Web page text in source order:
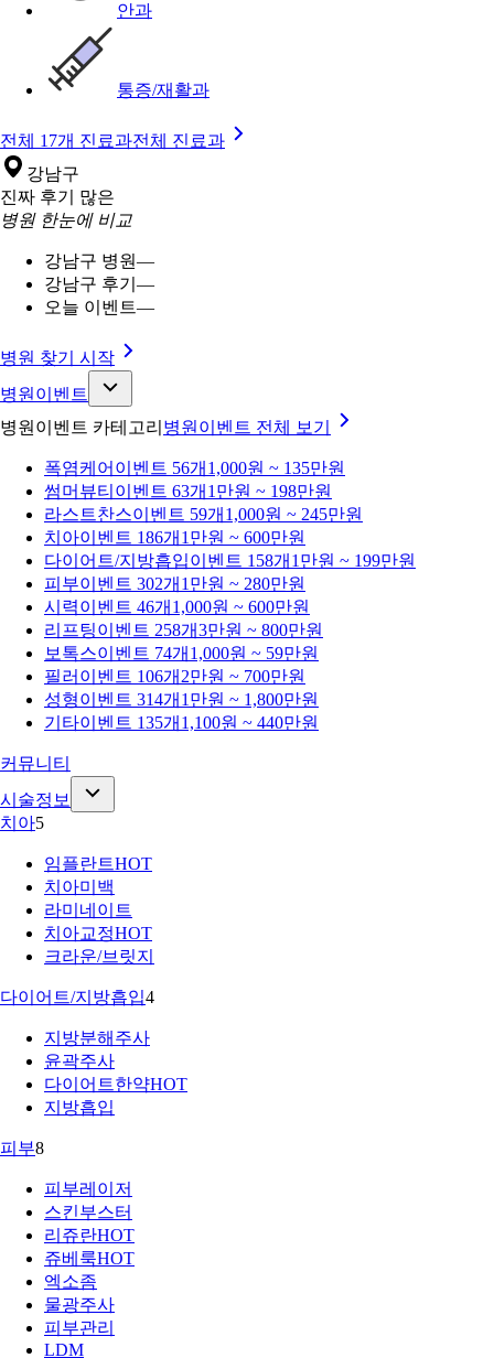
안과
통증/재활과
전체 17개 진료과전체 진료과
강남구
진짜 후기 많은
병원 한눈에 비교
강남구 병원—
강남구 후기 —
오늘 이벤트—
병원 찾기 시작
병원이벤트
병원이벤트 카테고리 병원이벤트 전체 보기
폭염케어 이벤트 56개 1,000원 ~ 135만원
썸머뷰티 이벤트 63개 1만원 ~ 198만원
라스트찬스이벤트 59개 1,000원 ~ 245만원
치아이벤트 186개 1만원 ~ 600만원
다이어트/지방흡입이벤트 158개 1만원 ~ 199만원
피부이벤트 302개 1만원 ~ 280만원
시력이벤트 46개 1,000원 ~ 600만원
리프팅이벤트 258개3만원 ~ 800만원
보톡스이벤트 74개 1,000원 ~ 59만원
필러 이벤트 106개 2만원 ~ 700만원
성형이벤트 314개 1만원 ~ 1,800만원
기타이벤트 135개 1,100원 ~ 440만원
커뮤니티
시술정보
치아5
임플란트HOT
치아미백
라미네이트
치아교정HOT
크라운/브릿지
다이어트/지방흡입4
지방분해주사
윤곽주사
다이어트한약HOT
지방흡입
피부8
피부레이저
스킨부스터
리쥬란HOT
쥬베룩HOT
엑소좀
물광주사
피부관리
LDM